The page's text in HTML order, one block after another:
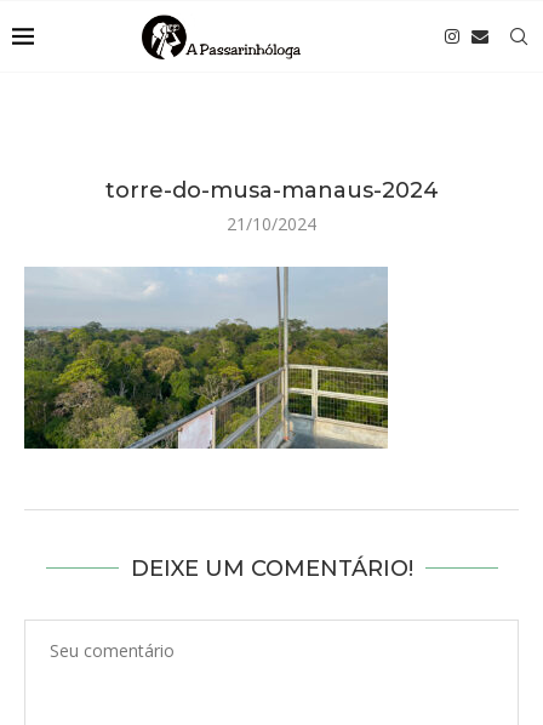
torre-do-musa-manaus-2024
21/10/2024
DEIXE UM COMENTÁRIO!